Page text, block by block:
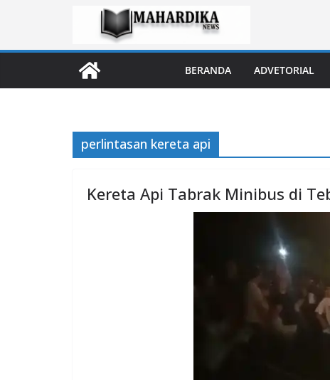
content
BERANDA ADVETORIAL
perlintasan kereta api
Kereta Api Tabrak Minibus di